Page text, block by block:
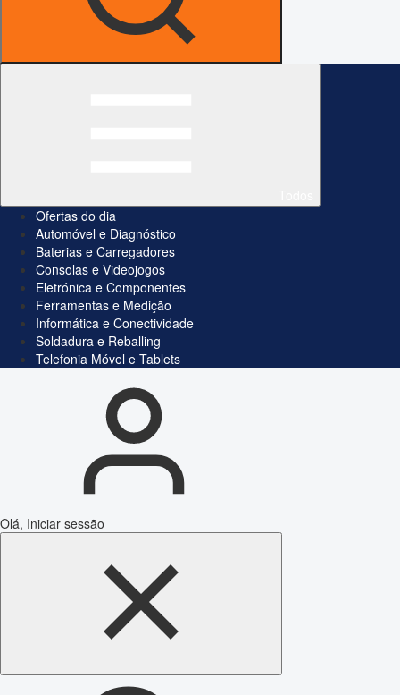
Ofertas do dia
Automóvel e Diagnóstico
Baterias e Carregadores
Consolas e Videojogos
Eletrónica e Componentes
Ferramentas e Medição
Informática e Conectividade
Soldadura e Reballing
Telefonia Móvel e Tablets
Olá, Iniciar sessão